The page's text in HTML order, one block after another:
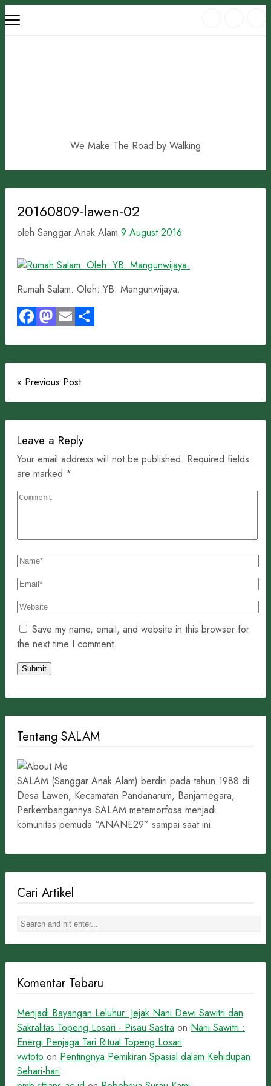
Skip
to
We Make The Road by Walking
20160809-lawen-02
oleh Sanggar Anak Alam 9 August 2016
Rumah Salam. Oleh: YB. Mangunwijaya.
« Previous Post
Leave a Reply
Your email address will not be published. Required fields
are marked *
Save my name, email, and website in this browser for
the next time I comment.
Tentang SALAM
SALAM (Sanggar Anak Alam) berdiri pada tahun 1988 di
Desa Lawen, Kecamatan Pandanarum, Banjarnegara,
Perkembangannya SALAM metemorfosa menjadi
komunitas pemuda “ANANE29” sampai saat ini.
Cari Artikel
Komentar Tebaru
Menjadi Bayangan Leluhur: Jejak Nani Dewi Sawitri dan
Sakralitas Topeng Losari - Pisau Sastra on Nani Sawitri :
Energi Penjaga Tari Ritual Topeng Losari
vwtoto on Pentingnya Pemikiran Spasial dalam Kehidupan
Sehari-hari